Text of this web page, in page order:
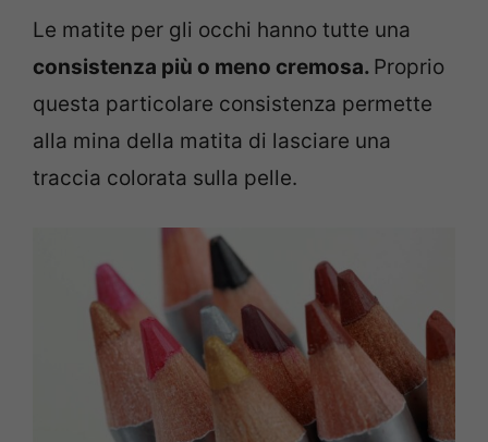
Le matite per gli occhi hanno tutte una
consistenza più o meno cremosa. Proprio
questa particolare consistenza permette
alla mina della matita di lasciare una
traccia colorata sulla pelle.